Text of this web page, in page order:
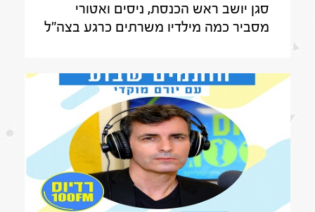
הכנסת, ניסים ואטורי|31.7.26
סגן יושב ראש הכנסת, ניסים ואטורי
מסביר כמה מילדיו משרתים כרגע בצה"ל
הוא רוצה להיות בממשלה הבאה